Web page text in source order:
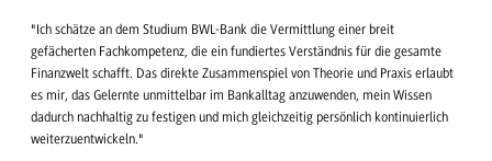
"Ich schätze an dem Studium BWL-Bank die Vermittlung einer breit
gefächerten Fachkompetenz, die ein fundiertes Verständnis für die gesamte
Finanzwelt schafft. Das direkte Zusammenspiel von Theorie und Praxis erlaubt
es mir, das Gelernte unmittelbar im Bankalltag anzuwenden, mein Wissen
dadurch nachhaltig zu festigen und mich gleichzeitig persönlich kontinuierlich
weiterzuentwickeln."